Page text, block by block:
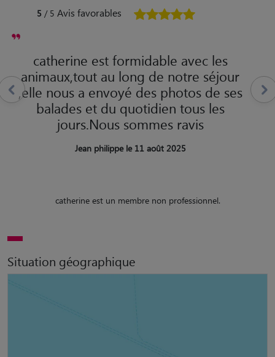
5 / 5 Avis favorables
catherine est formidable avec les
animaux,tout au long de notre séjour
,elle nous a envoyé des photos de ses
balades et du quotidien tous les
jours.Nous sommes ravis
Jean philippe le 11 août 2025
catherine est un membre non professionnel.
Situation géographique